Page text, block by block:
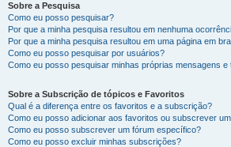
Sobre a Pesquisa
Como eu posso pesquisar?
Por que a minha pesquisa resultou em nenhuma
Por que a minha pesquisa resultou em uma página em
Como eu posso pesquisar por usuários?
Como eu posso pesquisar minhas próprias mensagens e
Sobre a Subscrição de tópicos e Favoritos
Qual é a diferença entre os favoritos e a subscrição?
Como eu posso adicionar aos favoritos ou subscrever
Como eu posso subscrever um fórum específico?
Como eu posso excluir minhas subscrições?